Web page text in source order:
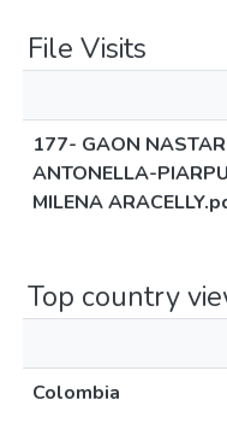
File Visits
177- GAON
ANTONELLA-
MILENA
Top country
Colombia